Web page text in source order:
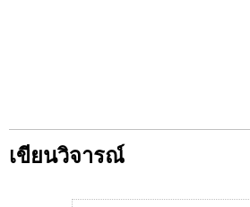
เขียนวิจารณ์